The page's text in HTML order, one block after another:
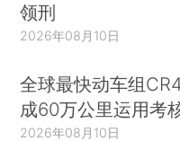
领刑
2026年08月10日
全球最快动车组
成60万公里运用考
2026年08月10日